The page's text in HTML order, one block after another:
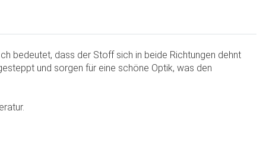
bedeutet, dass der Stoff sich in beide Richtungen dehnt
und sorgen für eine schöne Optik, was den